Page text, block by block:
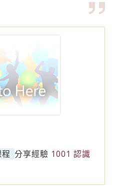
分享經驗 1001 認識